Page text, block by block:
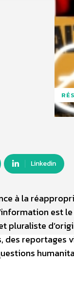
Linkedin
à la
est
pluraliste
des reportages